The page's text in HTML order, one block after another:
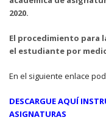
2020.
El procedimiento para
el estudiante por
En el siguiente enlace
DESCARGUE AQUÍ
ASIGNATURAS